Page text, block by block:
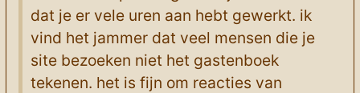
dat je er vele uren aan hebt gewerkt. ik
vind het jammer dat veel mensen die je
site bezoeken niet het gastenboek
tekenen. het is fijn om reacties van